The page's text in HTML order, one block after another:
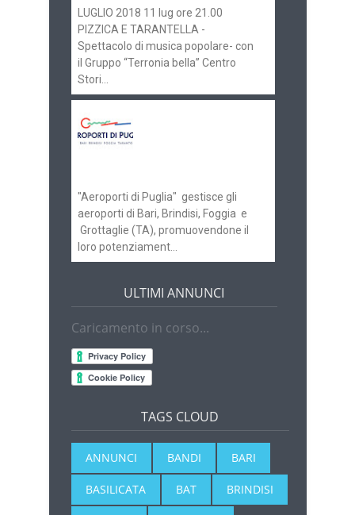
LUGLIO 2018 11 lug ore 21.00
PIZZICA E TARANTELLA -
Spettacolo di musica popolare- con
il Gruppo “Terronia bella” Centro
Stori...
"Aeroporti di Puglia" gestisce gli
aeroporti di Bari, Brindisi, Foggia e
Grottaglie (TA), promuovendone il
loro potenziament...
ULTIMI ANNUNCI
Caricamento in corso...
TAGS CLOUD
ANNUNCI BANDI BARI
BASILICATA BAT BRINDISI